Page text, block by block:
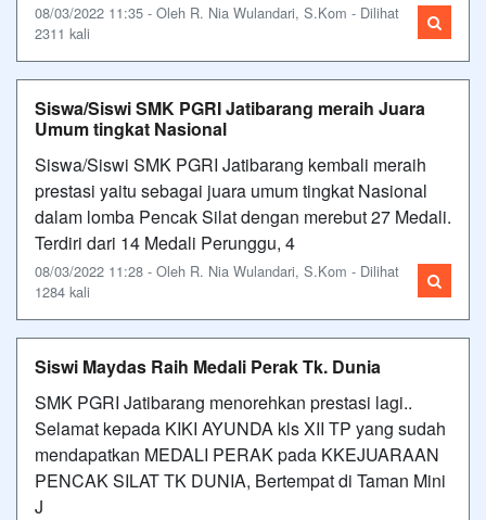
08/03/2022 11:35 - Oleh R. Nia Wulandari, S.Kom - Dilihat
2311 kali
Siswa/Siswi SMK PGRI Jatibarang meraih Juara
Umum tingkat Nasional
Siswa/Siswi SMK PGRI Jatibarang kembali meraih
prestasi yaitu sebagai juara umum tingkat Nasional
dalam lomba Pencak Silat dengan merebut 27 Medali.
Terdiri dari 14 Medali Perunggu, 4
08/03/2022 11:28 - Oleh R. Nia Wulandari, S.Kom - Dilihat
1284 kali
Siswi Maydas Raih Medali Perak Tk. Dunia
SMK PGRI Jatibarang menorehkan prestasi lagi..
Selamat kepada KIKI AYUNDA kls XII TP yang sudah
mendapatkan MEDALI PERAK pada KKEJUARAAN
PENCAK SILAT TK DUNIA, Bertempat di Taman Mini
J